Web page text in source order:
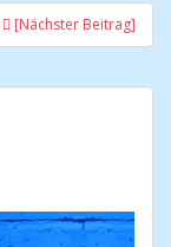
[Nächster Beitrag]